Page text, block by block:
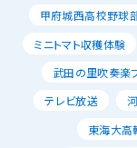
甲府城西高校野球
ミニトマト収穫体験
武田の里吹奏楽
テレビ放送
東海大高